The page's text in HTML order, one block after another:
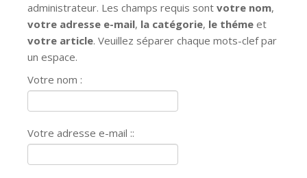
administrateur. Les champs requis sont votre nom,
votre adresse e-mail, la catégorie, le théme et
votre article. Veuillez séparer chaque mots-clef par
un espace.
Votre nom :
Votre adresse e-mail ::